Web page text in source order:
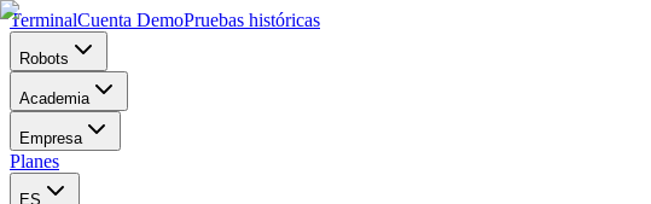
TerminalCuenta DemoPruebas históricas
Robots
Academia
Empresa
Planes
ES